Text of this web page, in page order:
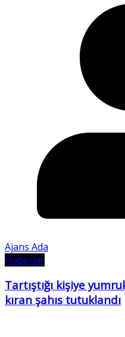
Ajans Ada
Haberler
Tartıştığı kişiye
kıran şahıs tutuklandı